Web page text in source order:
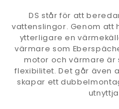
DS står för att
vattenslingor. Genom att
ytterligare en
värmare som
motor och värmare är
flexibilitet. Det går även
skapar ett